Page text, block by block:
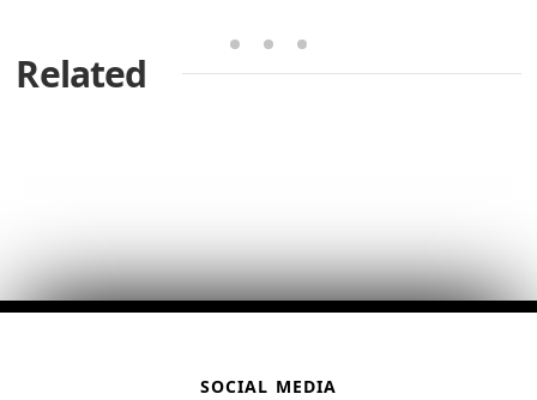
Related
SOCIAL MEDIA